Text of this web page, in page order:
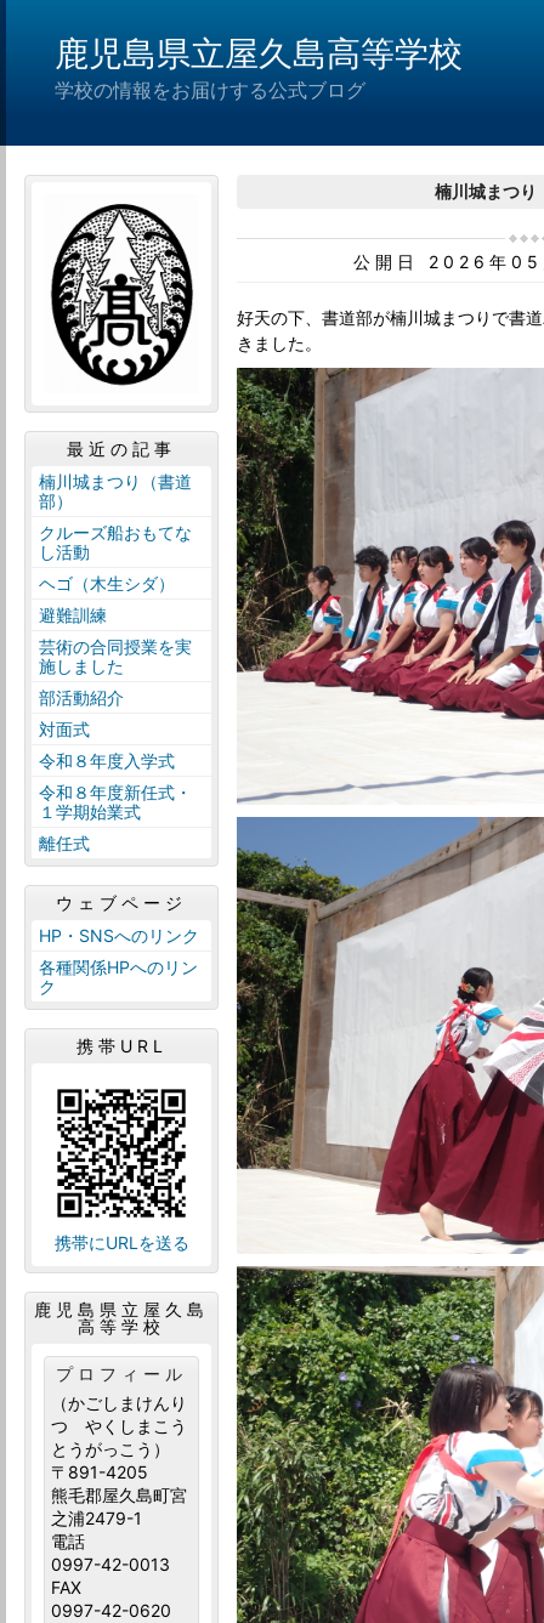
鹿児島県立屋久島高等学校
学校の情報をお届けする公式ブログ
楠川城まつり
公開日 2026年05
好天の下、書道部が楠川城まつりで書
きました。
最近の記事
楠川城まつり（書道
部）
クルーズ船おもてな
し活動
ヘゴ（木生シダ）
避難訓練
芸術の合同授業を実
施しました
部活動紹介
対面式
令和８年度入学式
令和８年度新任式・
１学期始業式
離任式
ウェブページ
HP・SNSへのリンク
各種関係HPへのリン
ク
携帯URL
携帯にURLを送る
鹿児島県立屋久島
高等学校
プロフィール
（かごしまけんり
つ やくしまこう
とうがっこう）
〒891-4205
熊毛郡屋久島町宮
之浦2479-1
電話
0997-42-0013
FAX
0997-42-0620